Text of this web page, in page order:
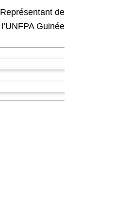
Représentant de
l’UNFPA Guinée